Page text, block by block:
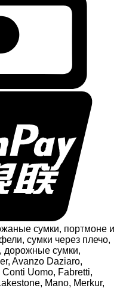
сумки, портмоне и
сумки через плечо,
дорожные сумки,
Avanzo Daziaro,
Uomo, Fabretti,
Mano, Merkur,